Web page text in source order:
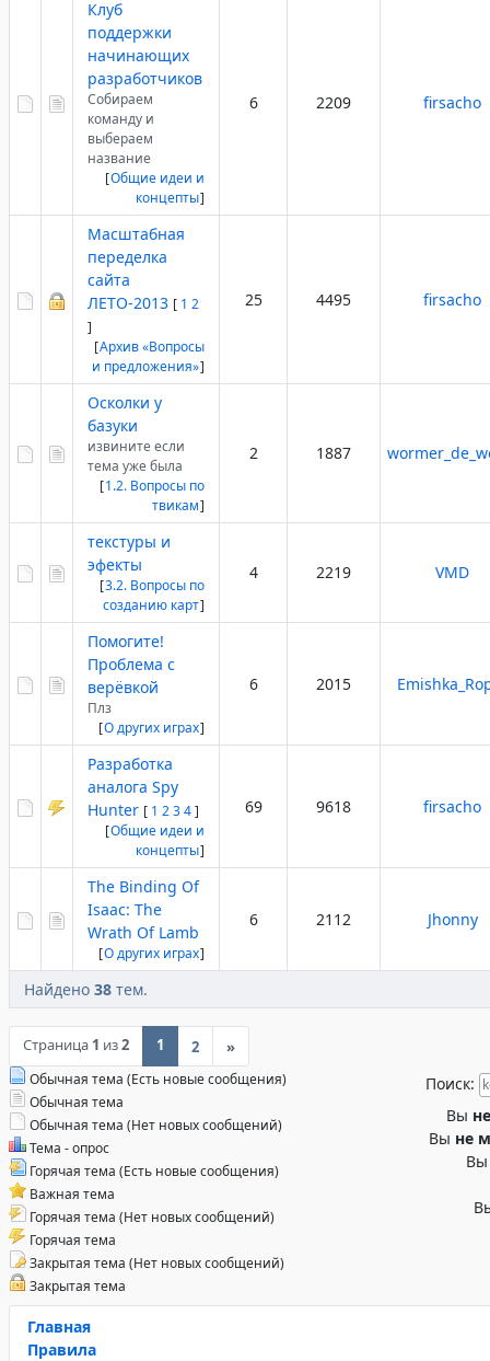
Клуб
поддержки
начинающих
разработчиков
Собираем
команду и
выбераем
название
[Общие идеи и
концепты]
6 2209 firsacho
Масштабная
переделка
сайта
ЛЕТО-2013 [ 1 2
]
[Архив «Вопросы
и предложения»]
25 4495 firsacho
Осколки у
базуки
извините если
тема уже была
[1.2. Вопросы по
твикам]
2 1887
текстуры и
эфекты
[3.2. Вопросы по
созданию карт]
4 2219 VMD
Помогите!
Проблема с
верёвкой
Плз
[О других играх]
6 2015
Разработка
аналога Spy
Hunter [ 1 234]
[Общие идеи и
концепты]
69 9618 firsacho
The Binding Of
Isaac: The
Wrath Of Lamb
[О других играх]
6 2112 Jhonny
Найдено 38 тем.
Страница 1 из2 1 2 »
Обычная тема (Есть новые сообщения)
Обычная тема
Обычная тема (Нет новых сообщений)
Тема - опрос
Горячая тема (Есть новые сообщения)
Важная тема
Горячая тема (Нет новых сообщений)
Горячая тема
Закрытая тема (Нет новых сообщений)
Закрытая тема
Поиск:
Вы
Вы не
Главная
Правила